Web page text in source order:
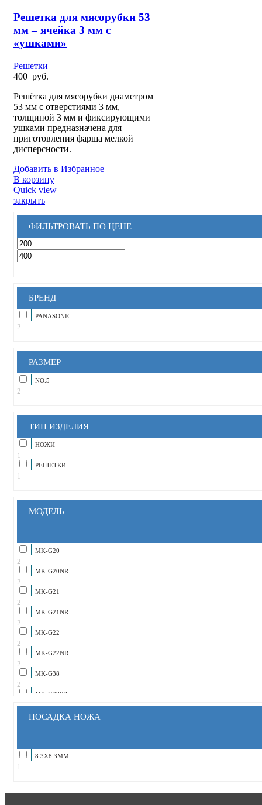
закрыть
ФИЛЬТРОВАТЬ ПО ЦЕНЕ
БРЕНД
PANASONIC
2
РАЗМЕР
NO.5
2
ТИП ИЗДЕЛИЯ
НОЖИ
1
РЕШЕТКИ
1
МОДЕЛЬ
MK-G20
2
MK-G20NR
2
MK-G21
2
MK-G21NR
2
MK-G22
2
MK-G22NR
2
MK-G38
2
MK-G38PR
2
MK-G50
MK-G1500P
2
ПОСАДКА НОЖА
8.3X8.3ММ
1
Решетка для мясорубки 53
мм – ячейка 3 мм с
«ушками»
Решетки
400 руб.
Решётка для мясорубки диаметром
53 мм с отверстиями 3 мм,
толщиной 3 мм и фиксирующими
ушками предназначена для
приготовления фарша мелкой
дисперсности.
Добавить в Избранное
В корзину
Quick view